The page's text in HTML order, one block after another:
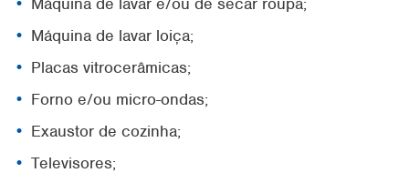
Máquina de lavar loiça;
Placas vitrocerâmicas;
Forno e/ou micro-ondas;
Exaustor de cozinha;
Televisores;